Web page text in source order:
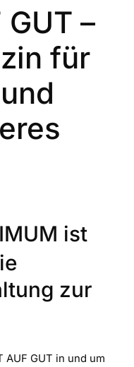
GUT –
für
ist
zur
AUF GUT in und um